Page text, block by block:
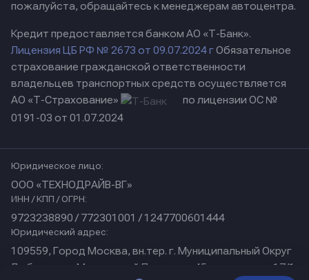
пожалуйста, обращайтесь к менеджерам автоцентра.
Кредит предоставляется банком АО «Т-Банк».
Лицензия ЦБ РФ № 2673 от 09.07.2024 гОбязательное
страхование гражданской ответственности
владельцев транспортных средств осуществляется
АО «Т-Страхование»
по лицензии ОС №
0191-03 от 01.07.2024
Юридическое лицо:
ООО «ТЕХНОДРАЙВ-ВГ»
ИНН / КПП / ОГРН:
9723238890 / 772301001 / 1247700601444
Юридический адрес:
109559, Город Москва, вн.тер. г. Муниципальный Округ
Люблино, ул Марьинский Парк, дом 45, помещение 17/1